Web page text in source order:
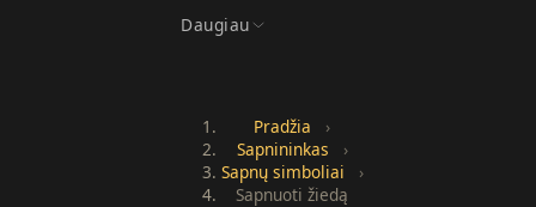
Daugiau
Pradžia
›
Sapnininkas
›
Sapnų simboliai
›
Sapnuoti žiedą